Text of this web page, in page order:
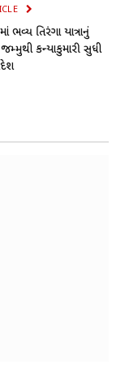
ભવ્ય તિરંગા યાત્રાનું
કન્યાકુમારી સુધી